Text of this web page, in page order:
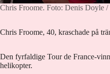
Chris Froome. Foto: Denis Doyle /
Chris Froome, 40, kraschade på
Den fyrfaldige Tour de France-
helikopter.